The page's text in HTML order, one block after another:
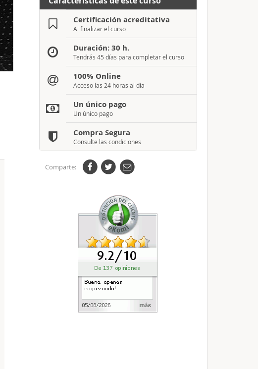
Certificación acreditativa
Al finalizar el curso
Duración: 30 h.
Tendrás 45 días para completar el curso
100% Online
Acceso las 24 horas al día
Un único pago
Un único pago
Compra Segura
Consulte las condiciones
Comparte: